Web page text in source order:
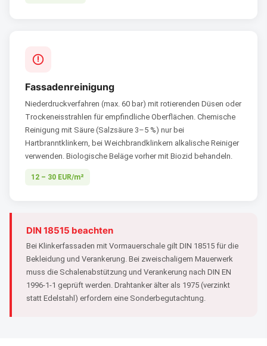
Fassadenreinigung
Niederdruckverfahren (max. 60 bar) mit rotierenden Düsen oder
Trockeneisstrahlen für empfindliche Oberflächen. Chemische
Reinigung mit Säure (Salzsäure 3–5 %) nur bei
Hartbranntklinkern, bei Weichbrandklinkern alkalische Reiniger
verwenden. Biologische Beläge vorher mit Biozid behandeln.
12 – 30 EUR/m²
DIN 18515 beachten
Bei Klinkerfassaden mit Vormauerschale gilt DIN 18515 für die
Bekleidung und Verankerung. Bei zweischaligem Mauerwerk
muss die Schalenabstützung und Verankerung nach DIN EN
1996-1-1 geprüft werden. Drahtanker älter als 1975 (verzinkt
statt Edelstahl) erfordern eine Sonderbegutachtung.